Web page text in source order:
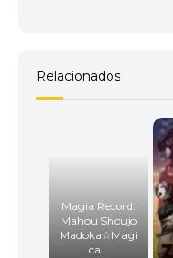
Relacionados
Magia Record:
Mahou Shoujo
Madoka☆Magi
ca...